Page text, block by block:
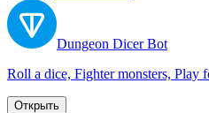
Dungeon Dicer Bot
Roll a dice, Fighter monsters, Play
Открыть